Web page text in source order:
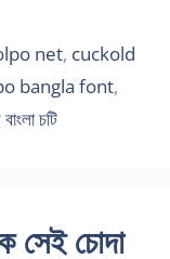
net, cuckold
bangla font,
চটি
সেই চোদা